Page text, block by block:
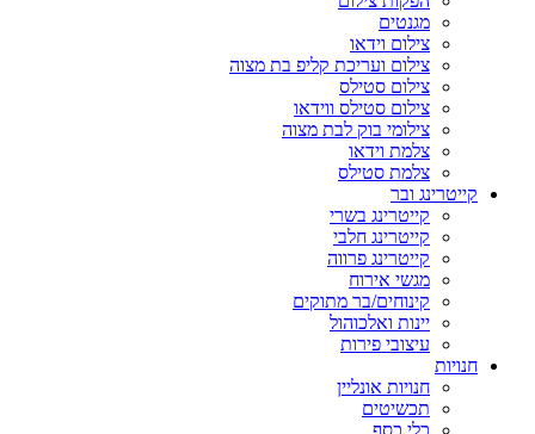
מגנטים
צילום וידאו
צילום ועריכת קליפ בת מצוה
צילום סטילס
צילום סטילס ווידאו
צילומי בוק לבת מצוה
צלמת וידאו
צלמת סטילס
קייטרינג ובר
קייטרינג בשרי
קייטרינג חלבי
קייטרינג פרווה
מגשי אירוח
קינוחים/בר מתוקים
יינות ואלכוהול
עיצובי פירות
חנויות
חנויות אונליין
תכשיטים
כלי כסף